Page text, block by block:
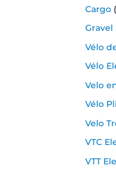
Cargo
Gravel
Vélo
Vélo
Velo
Vélo
Velo
VTC
VTT